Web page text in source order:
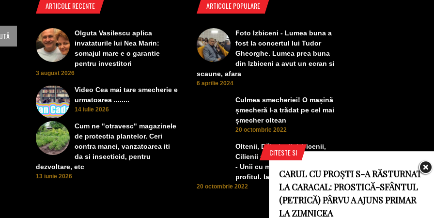
CITESTE SI
CARUL CU PROȘTI S-A RĂSTURNAT
LA CARACAL: PROSTICĂ-SFÂNTUL
(PETRICĂ) PÂRVU A AJUNS PRIMAR
LA ZIMNICEA
ARTICOLE RECENTE
Olguta Vasilescu aplica
invataturile lui Nea Marin:
somajul mare e o garantie
pentru investitori
3 august 2026
Video Cea mai tare smecherie e
urmatoarea ........
14 iulie 2026
Cum ne "otravesc" magazinele
de protectia plantelor. Ceri
contra manei, vanzatoarea iti
da si insecticid, pentru
dezvoltare, etc
13 iunie 2026
ARTICOLE POPULARE
Foto Izbiceni - Lumea buna a
fost la concertul lui Tudor
Gheorghe. Lumea prea buna
din Izbiceni a avut un ecran si
scaune, afara
6 aprilie 2024
Culmea smecheriei! O mașină
șmecheră l-a trădat pe cel mai
șmecher oltean
20 octombrie 2022
Oltenii, Dăbulenii, Izbicenii,
Cilienii s-au înfrățit cu Puchenii
- Unii cu munca, alții cu
profitul. Iată ce a ieșit!
20 octombrie 2022